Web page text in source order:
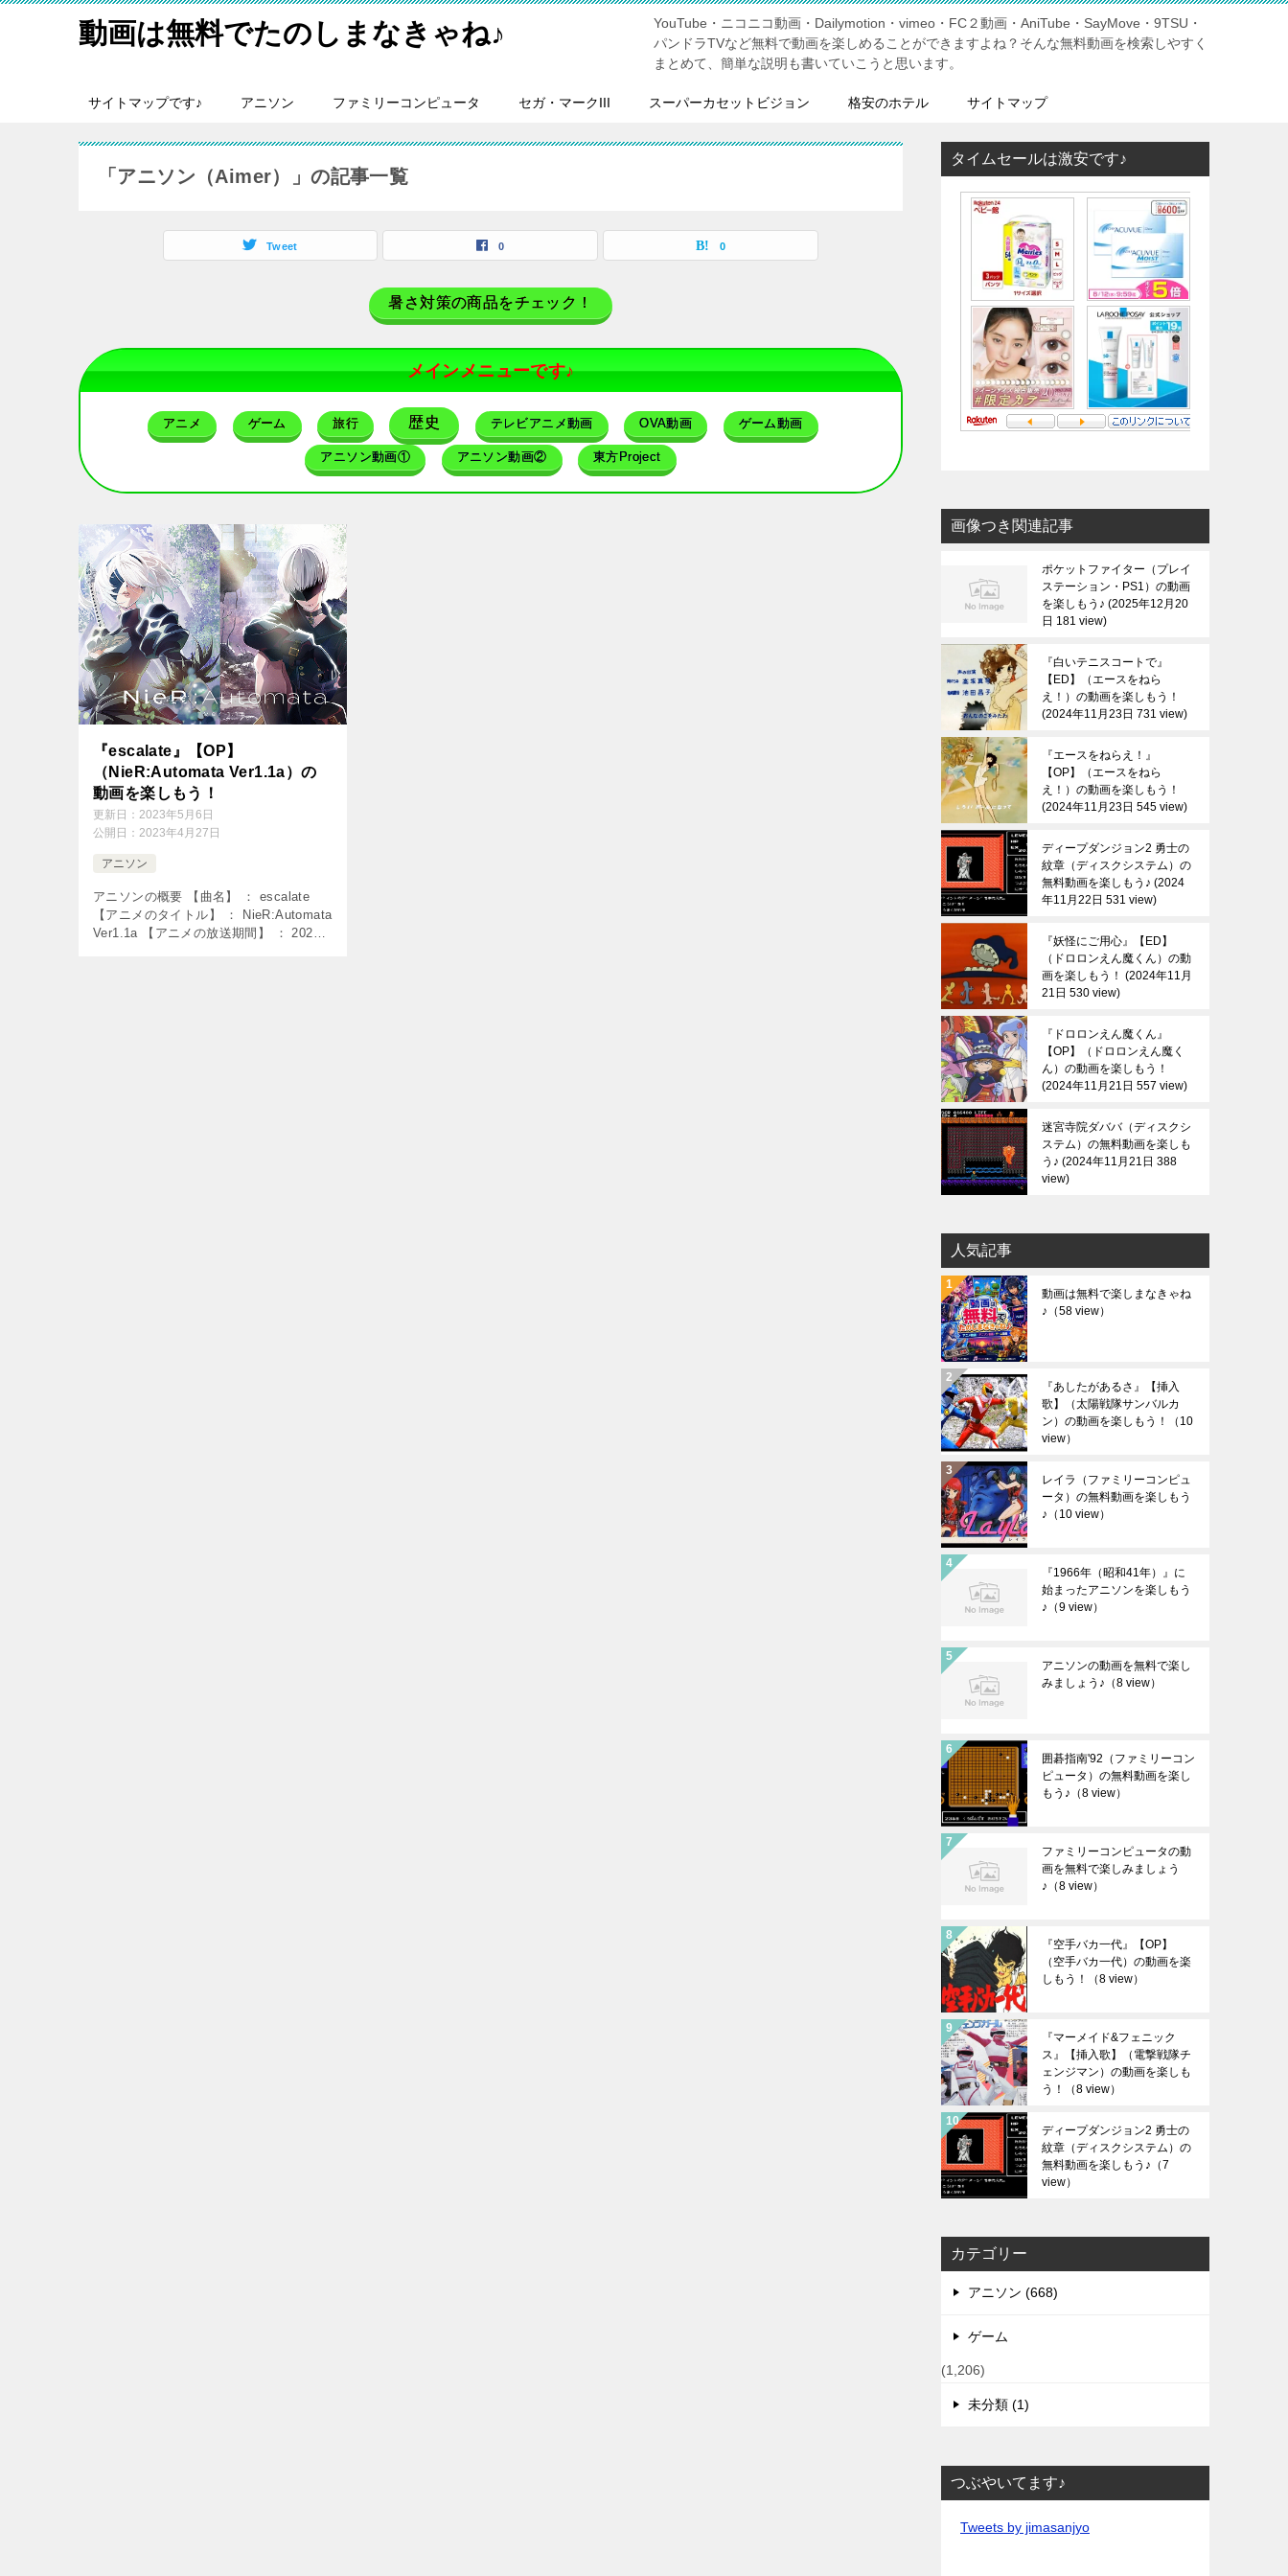
動画は無料でたのしまなきゃね♪
YouTube・ニコニコ動画・Dailymotion・vimeo・FC２動画・AniTube・SayMove・9TSU・
パンドラTVなど無料で動画を楽しめることができますよね？そんな無料動画を検索しやすく
まとめて、簡単な説明も書いていこうと思います。
サイトマップです♪ アニソン ファミリーコンピュータ セガ・マークIII スーパーカセットビジョン 格安のホテル サイトマップ
「アニソン（Aimer）」の記事一覧
Tweet 0 0
暑さ対策の商品をチェック！
メインメニューです♪
アニメ ゲーム 旅行 歴史 テレビアニメ動画 OVA動画 ゲーム動画
アニソン動画① アニソン動画② 東方Project
『escalate』【OP】
（NieR:Automata Ver1.1a）の
動画を楽しもう！
更新日： 2023年5月6日
公開日： 2023年4月27日
アニソン
アニソンの概要 【曲名】 ： escalate
【アニメのタイトル】 ： NieR:Automata
Ver1.1a 【アニメの放送期間】 ： 2023
タイムセールは激安です♪
画像つき関連記事
ポケットファイター（プレイ
ステーション・PS1）の動画
を楽しもう♪ 2025年12月20
日 181 view
『白いテニスコートで』
【ED】（エースをねら
え！）の動画を楽しもう！
2024年11月23日 731 view
『エースをねらえ！』
【OP】（エースをねら
え！）の動画を楽しもう！
2024年11月23日 545 view
ディープダンジョン2 勇士の
紋章（ディスクシステム）の
無料動画を楽しもう♪ 2024
年11月22日 531 view
『妖怪にご用心』【ED】
（ドロロンえん魔くん）の動
画を楽しもう！
2024年11月
21日 530 view
『ドロロンえん魔くん』
【OP】（ドロロンえん魔く
ん）の動画を楽しもう！
2024年11月21日 557 view
迷宮寺院ダババ（ディスクシ
ステム）の無料動画を楽しも
う♪ 2024年11月21日 388
view
人気記事
動画は無料で楽しまなきゃね
♪ （58 view）
『あしたがあるさ』【挿入
歌】（太陽戦隊サンバルカ
ン）の動画を楽しもう！
（10
view）
レイラ（ファミリーコンピュ
ータ）の無料動画を楽しもう
♪ （10 view）
『1966年（昭和41年）』に
始まったアニソンを楽しもう
♪ （9 view）
アニソンの動画を無料で楽し
みましょう♪ （8 view）
囲碁指南'92（ファミリーコン
ピュータ）の無料動画を楽し
もう♪ （8 view）
ファミリーコンピュータの動
画を無料で楽しみましょう
♪ （8 view）
『空手バカ一代』【OP】
（空手バカ一代）の動画を楽
しもう！
（8 view）
『マーメイド&フェニック
ス』【挿入歌】（電撃戦隊チ
ェンジマン）の動画を楽しも
う！
（8 view）
ディープダンジョン2 勇士の
紋章（ディスクシステム）の
無料動画を楽しもう♪ （7
view）
カテゴリー
アニソン (668)
ゲーム
(1,206)
未分類 (1)
つぶやいてます♪
Tweets by jimasanjyo